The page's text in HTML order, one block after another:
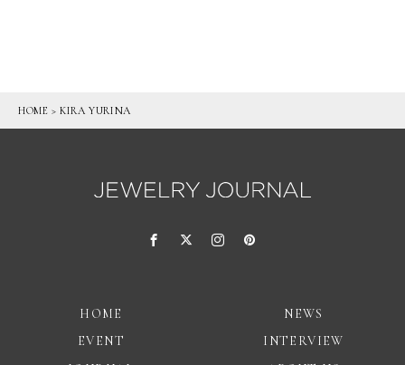
HOME >KIRA YURINA
HOME
NEWS
EVENT
INTERVIEW